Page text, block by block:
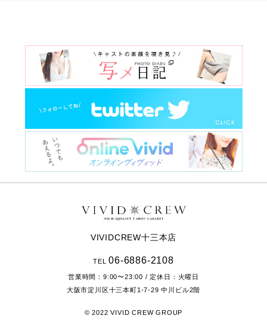
VIVIDCREW十三本店
TEL06-6886-2108
営業時間： 9:00〜23:00 / 定休日：火曜日
大阪市淀川区十三本町1-7-29 中川ビル2階
© 2022 VIVID CREW GROUP